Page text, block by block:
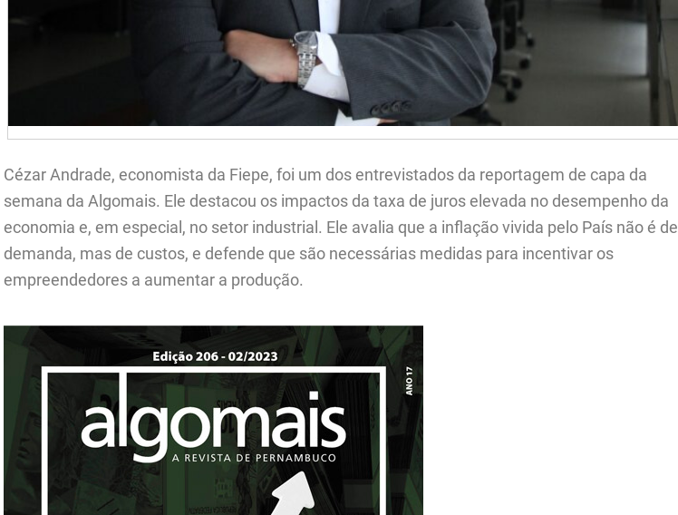
Cézar Andrade, economista da Fiepe, foi um dos entrevistados da reportagem de capa da
semana da Algomais. Ele destacou os impactos da taxa de juros elevada no desempenho da
economia e, em especial, no setor industrial. Ele avalia que a inflação vivida pelo País não é de
demanda, mas de custos, e defende que são necessárias medidas para incentivar os
empreendedores a aumentar a produção.